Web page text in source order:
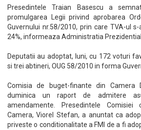
Presedintele Traian Basescu a
promulgarea Legii privind aprobarea
Guvernului nr.58/2010, prin care TVA-ul
24%, informeaza Administratia
Deputatii au adoptat, luni, cu 172 voturi
si trei abtineri, OUG 58/2010 in forma
Comisia de buget-finante din Camera
duminica un raport de admitere
amendamente. Presedintele
Camera, Viorel Stefan, a anuntat ca
priveste o conditionalitate a FMI de a fi